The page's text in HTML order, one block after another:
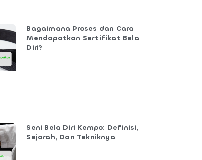
Bagaimana Proses dan Cara
Mendapatkan Sertifikat Bela
Diri?
Seni Bela Diri Kempo: Definisi,
Sejarah, Dan Tekniknya